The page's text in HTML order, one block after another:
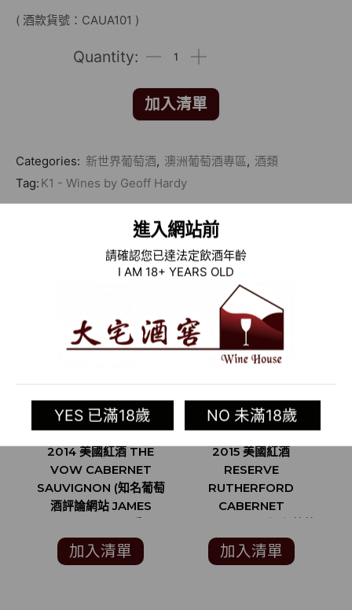
進入網站前
請確認您已達法定飲酒年齡
I AM 18+ YEARS OLD
YES 已滿18歲 NO 未滿18歲
( 酒款貨號：CAUA101 )
加入清單
Categories: 新世界葡萄酒, 澳洲葡萄酒專區, 酒類
Tag: K1 - Wines by Geoff Hardy
相關商品
2014 美國紅酒 THE
VOW CABERNET
SAUVIGNON (知名葡萄
酒評論網站 JAMES
加入清單
2015 美國紅酒
RESERVE
RUTHERFORD
CABERNET
酒評論家 ROBERT
PARKER 90分)
加入清單